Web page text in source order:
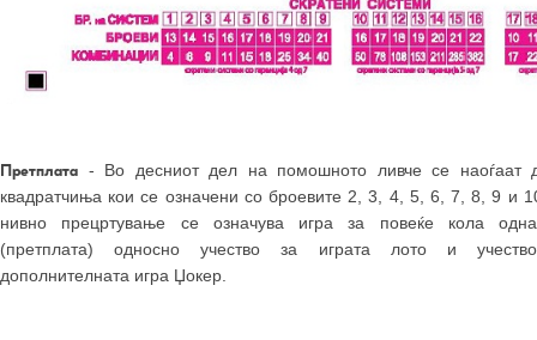
Претплата - Во десниот дел на помошното ливче се наоѓаат
квадратчиња кои се означени со броевите 2, 3, 4, 5, 6, 7, 8, 9 и
нивно прецртување се означува игра за повеќе кола
(претплата) односно учество за играта лото и
дополнителната игра Џокер.